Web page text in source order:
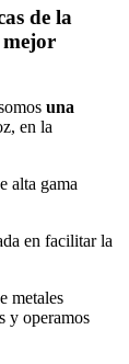
de la
mejor
una
en la
alta gama
en facilitar la
metales
y operamos